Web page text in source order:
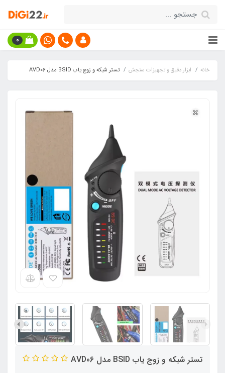
0
خانه ابزار دقیق و تجهیزات سنجش تستر شبکه و زوج یاب BSID مدل AVD06
تستر شبکه و زوج یاب BSID مدل AVD06